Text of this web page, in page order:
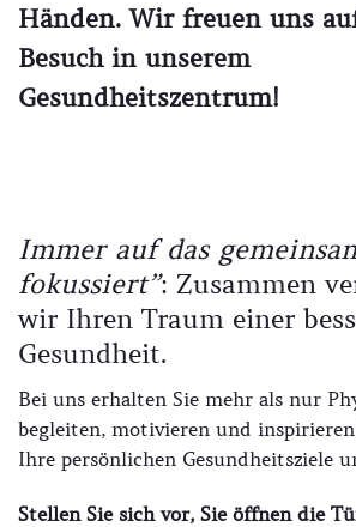
Händen. Wir freuen uns
Besuch in unserem
Gesundheitszentrum!
Immer auf das
fokussiert”: Zusammen
wir Ihren Traum einer
Gesundheit.
Bei uns erhalten Sie mehr als nur
begleiten, motivieren und inspirieren
Ihre persönlichen Gesundheitsziele
Stellen Sie sich vor, Sie öffnen die